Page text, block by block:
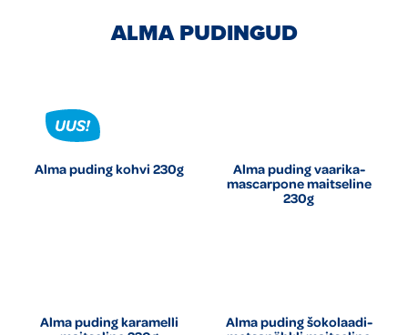
ALMA PUDINGUD
Alma puding kohvi 230g
Alma puding vaarika-
mascarpone maitseline
230g
Alma puding karamelli
Alma puding šokolaadi-